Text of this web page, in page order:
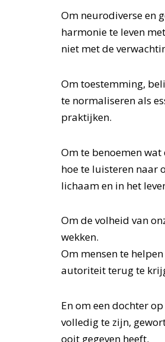
Om neurodiverse en
harmonie te leven
niet met de
Om toestemming,
te normaliseren als
praktijken.
Om te benoemen
hoe te luisteren naar
lichaam en in het
Om de volheid van
wekken.
Om mensen te
autoriteit terug te
En om een dochter
volledig te zijn,
ooit gegeven heeft.